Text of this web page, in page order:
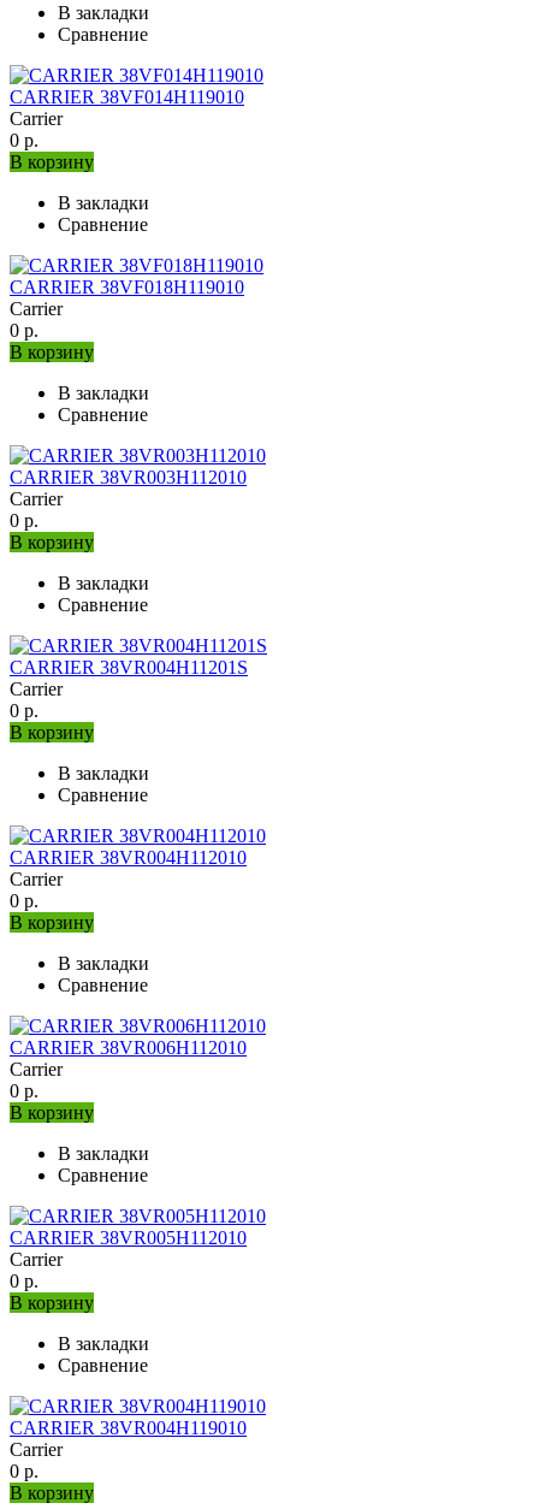
В закладки
Сравнение
CARRIER 38VF014H119010
Carrier
0 р.
В корзину
В закладки
Сравнение
CARRIER 38VF018H119010
Carrier
0 р.
В корзину
В закладки
Сравнение
CARRIER 38VR003H112010
Carrier
0 р.
В корзину
В закладки
Сравнение
CARRIER 38VR004H11201S
Carrier
0 р.
В корзину
В закладки
Сравнение
CARRIER 38VR004H112010
Carrier
0 р.
В корзину
В закладки
Сравнение
CARRIER 38VR006H112010
Carrier
0 р.
В корзину
В закладки
Сравнение
CARRIER 38VR005H112010
Carrier
0 р.
В корзину
В закладки
Сравнение
CARRIER 38VR004H119010
Carrier
0 р.
В корзину